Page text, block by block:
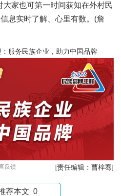
家也可第一时间获知在外村民
息实时了解、心里有数。(詹
服务民族企业，助力中国品牌
反馈 [责任编辑：曹梓骞]
荐本文 0